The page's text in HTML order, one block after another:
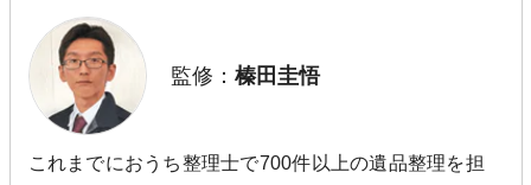
監修： 榛田圭悟
これまでにおうち整理士で700件以上の遺品整理を担